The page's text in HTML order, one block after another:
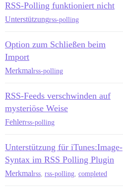
RSS-Polling funktioniert nicht
Unterstützungrss-polling
Option zum Schließen beim
Import
Merkmalrss-polling
RSS-Feeds verschwinden auf
mysteriöse Weise
Fehlerrss-polling
Unterstützung für iTunes:Image-
Syntax im RSS Polling Plugin
Merkmalrss rss-polling completed